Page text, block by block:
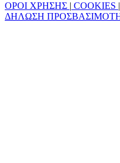
ΟΡΟΙ ΧΡΗΣΗΣ | COOKIES |
ΔΗΛΩΣΗ